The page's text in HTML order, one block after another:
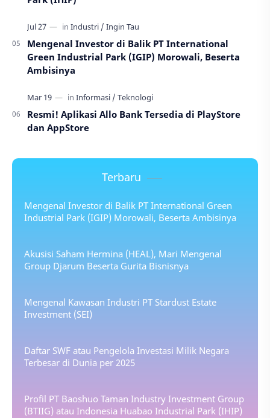
Mengenal Investor di Balik PT International
Green Industrial Park (IGIP) Morowali, Beserta
Ambisinya
Resmi! Aplikasi Allo Bank Tersedia di PlayStore
dan AppStore
Terbaru
Mengenal Investor di Balik PT International Green
Industrial Park (IGIP) Morowali, Beserta Ambisinya
Akusisi Saham Hermina (HEAL), Mari Mengenal
Group Djarum Beserta Gurita Bisnisnya
Mengenal Kawasan Industri PT Stardust Estate
Investment (SEI)
Daftar SWF atau Pengelola Investasi Milik Negara
Terbesar di Dunia per 2025
Profil PT Baoshuo Taman Industry Investment Group
(BTIIG) atau Indonesia Huabao Industrial Park (IHIP)